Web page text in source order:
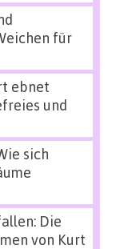
für
ebnet
und
sich
Die
von Kurt